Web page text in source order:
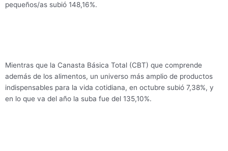
pequeños/as subió 148,16%.
Mientras que la Canasta Básica Total (CBT) que comprende
además de los alimentos, un universo más amplio de productos
indispensables para la vida cotidiana, en octubre subió 7,38%, y
en lo que va del año la suba fue del 135,10%.